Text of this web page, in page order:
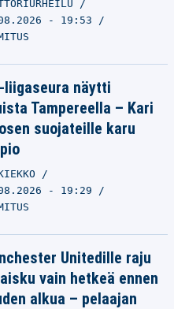
- 19:53
liigaseura näytti
Tampereella – Kari
suojateille karu
- 19:29
Unitedille raju
vain hetkeä ennen
alkua – pelaajan